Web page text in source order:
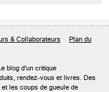
& Collaborateurs
Plan du
blog d'un critique
rendez-vous et livres. Des
les coups de gueule de